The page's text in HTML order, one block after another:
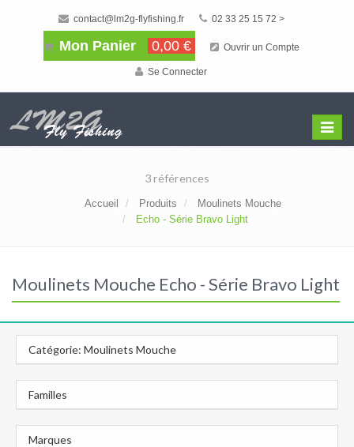
contact@lm2g-flyfishing.fr 02 33 25 15 72 >
Mon Panier 0,00 € Ouvrir un Compte
Se Connecter
Menu
3 références
Accueil Produits
Moulinets Mouche
Echo - Série Bravo Light
Moulinets Mouche Echo - Série Bravo Light
Catégorie: Moulinets Mouche
Familles
Marques